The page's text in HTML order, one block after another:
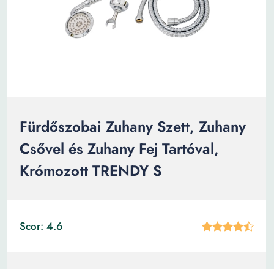
Fürdőszobai Zuhany Szett, Zuhany
Csővel és Zuhany Fej Tartóval,
Krómozott TRENDY S
Scor: 4.6